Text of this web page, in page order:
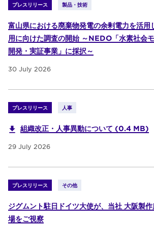
プレスリリース 製品・技術
富山県における廃棄物発電の余剰電力を活用
用に向けた調査の開始 ～NEDO「水素社会
開発・実証事業」に採択～
30 July 2026
プレスリリース 人事
組織改正・人事異動について (0.4 MB)
29 July 2026
プレスリリース その他
ジグムント駐日ドイツ大使が、当社 大阪製
場をご視察